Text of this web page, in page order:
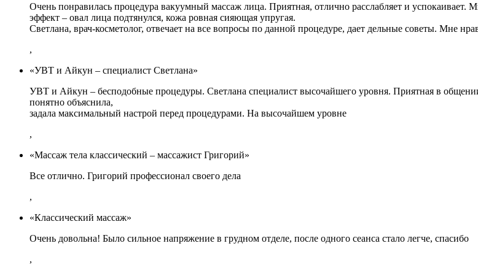
Очень понравилась процедура вакуумный массаж лица. Приятная, отлично расслабляет и
эффект – овал лица подтянулся, кожа ровная сияющая упругая.
Светлана, врач-косметолог, отвечает на все вопросы по данной процедуре, дает дельные советы. Мне
,
«УВТ и Айкун – специалист Светлана»
УВТ и Айкун – бесподобные процедуры. Светлана специалист высочайшего уровня. Приятная в
понятно объяснила,
задала максимальный настрой перед процедурами. На высочайшем уровне
,
«Массаж тела классический – массажист Григорий»
Все отлично. Григорий профессионал своего дела
,
«Классический массаж»
Очень довольна! Было сильное напряжение в грудном отделе, после одного сеанса стало легче, спасибо
,